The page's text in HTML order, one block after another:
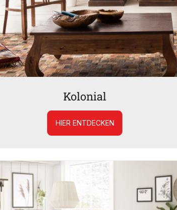
Kolonial
HIER ENTDECKEN